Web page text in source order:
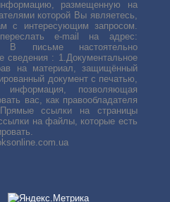
размещенную на
которой Вы являетесь,
с интересующим запросом.
е-mail на адрес:
письме настоятельно
сведения : 1.Документальное
на материал, защищённый
документ с печатью,
позволяющая
вас, как правообладателя
ссылки на страницы
на файлы, которые есть